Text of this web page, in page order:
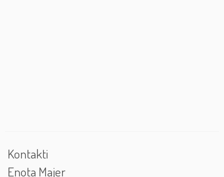
Kontakti
Enota Majer